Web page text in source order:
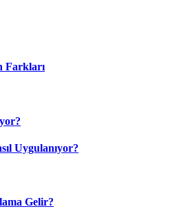
Farkları
Uygulanıyor?
Gelir?